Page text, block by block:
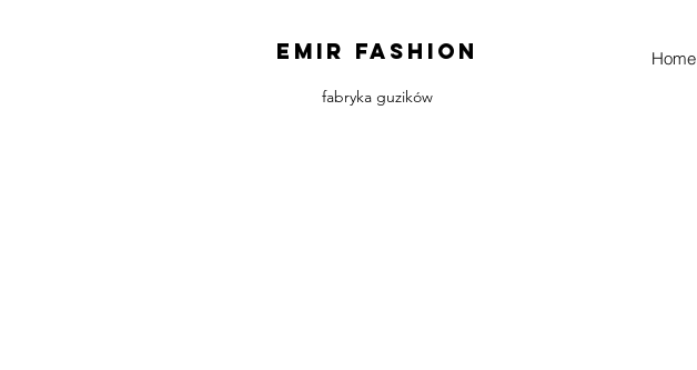
Home
emir fashion
fabryka guzików